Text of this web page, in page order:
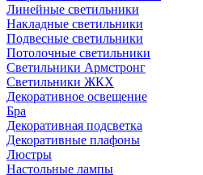
Линейные светильники
Накладные светильники
Подвесные светильники
Потолочные светильники
Светильники Армстронг
Светильники ЖКХ
Декоративное освещение
Бра
Декоративная подсветка
Декоративные плафоны
Люстры
Настольные лампы